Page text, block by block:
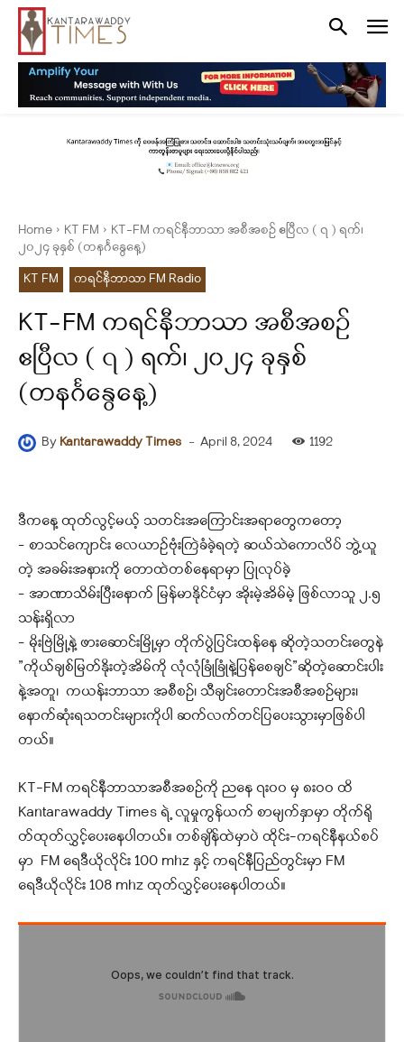
Home KT FM
KT-FM ကရင်နီဘာသာ အစီအစဉ် ဧပြီလ ( ၇ ) ရက်၊
၂၀၂၄ ခုနှစ် (တနင်္ဂနွေနေ့)
KT FM
ကရင်နီဘာသာ FM Radio
KT-FM ကရင်နီဘာသာ အစီအစဉ်
ဧပြီလ ( ၇ ) ရက်၊ ၂၀၂၄ ခုနှစ်
(တနင်္ဂနွေနေ့)
By Kantarawaddy Times - April 8, 2024 1192
ဒီကနေ့ ထုတ်လွင့်မယ့် သတင်းအကြောင်းအရာတွေကတော့
– စာသင်ကျောင်း လေယာဥ်ဗုံးကြဲခံခဲ့ရတဲ့ ဆယ်သဲကောလိပ် ဘွဲ့ယူ
တဲ့ အခမ်းအနားကို တောထဲတစ်နေရာမှာ ပြုလုပ်ခဲ့
– အာဏာသိမ်းပြီးနောက် မြန်မာနိုင်ငံမှာ အိုးမဲ့အိမ်မဲ့ ဖြစ်လာသူ ၂.၅
သန်းရှိလာ
– မိုးဗြဲမြို့နဲ့ ဖားဆောင်းမြို့မှာ တိုက်ပွဲပြင်းထန်နေ ဆိုတဲ့သတင်းတွေနဲ
”ကိုယ်ချစ်မြတ်နိုးတဲ့အိမ်ကို လုံလုံခြုံခြုံနဲ့ပြန်စေချင်”ဆိုတဲ့ဆောင်းပါး
နဲ့အတူ၊ ကယန်းဘာသာ အစီစဉ်၊ သီချင်းတောင်းအစီအစဉ်များ၊
နောက်ဆုံးရသတင်းများကိုပါ ဆက်လက်တင်ပြပေးသွားမှာဖြစ်ပါ
တယ်။
KT-FM ကရင်နီဘာသာအစီအစဉ်ကို ညနေ ၇း၀၀ မှ ၈းဝဝ ထိ
Kantarawaddy Times ရဲ့ လူမှုကွန်ယက် စာမျက်နှာမှာ တိုက်ရို
တ်ထုတ်လွှင့်ပေးနေပါတယ်။ တစ်ချိန်ထဲမှာပဲ ထိုင်း-ကရင်နီနယ်စပ်
မှာ FM ရေဒီယိုလိုင်း 100 mhz နှင့် ကရင်နီပြည်တွင်းမှာ FM
ရေဒီယိုလိုင်း 108 mhz ထုတ်လွှင့်ပေးနေပါတယ်။